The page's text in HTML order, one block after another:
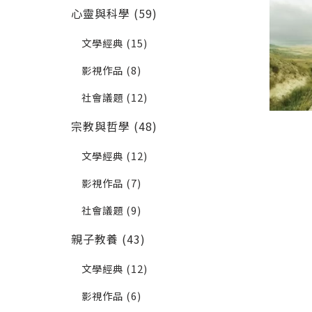
心靈與科學 (59)
文學經典 (15)
影視作品 (8)
社會議題 (12)
宗教與哲學 (48)
文學經典 (12)
影視作品 (7)
社會議題 (9)
親子教養 (43)
文學經典 (12)
影視作品 (6)